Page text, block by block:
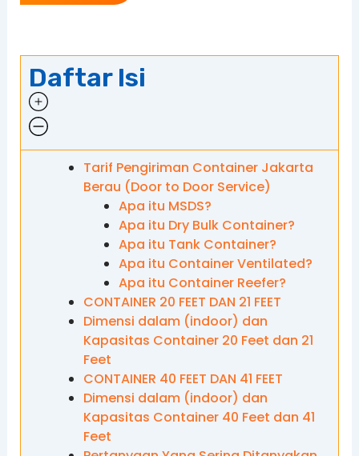
Daftar Isi
Tarif Pengiriman Container Jakarta
Berau (Door to Door Service)
Apa itu MSDS?
Apa itu Dry Bulk Container?
Apa itu Tank Container?
Apa itu Container Ventilated?
Apa itu Container Reefer?
CONTAINER 20 FEET DAN 21 FEET
Dimensi dalam (indoor) dan
Kapasitas Container 20 Feet dan 21
Feet
CONTAINER 40 FEET DAN 41 FEET
Dimensi dalam (indoor) dan
Kapasitas Container 40 Feet dan 41
Feet